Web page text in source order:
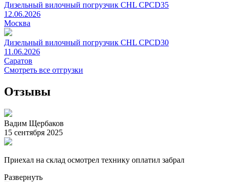
Дизельный вилочный погрузчик CHL CPCD35
12.06.2026
Москва
Дизельный вилочный погрузчик CHL CPCD30
11.06.2026
Саратов
Смотреть все отгрузки
Отзывы
Вадим Щербаков
15 сентября 2025
Приехал на склад осмотрел технику оплатил забрал
Развернуть